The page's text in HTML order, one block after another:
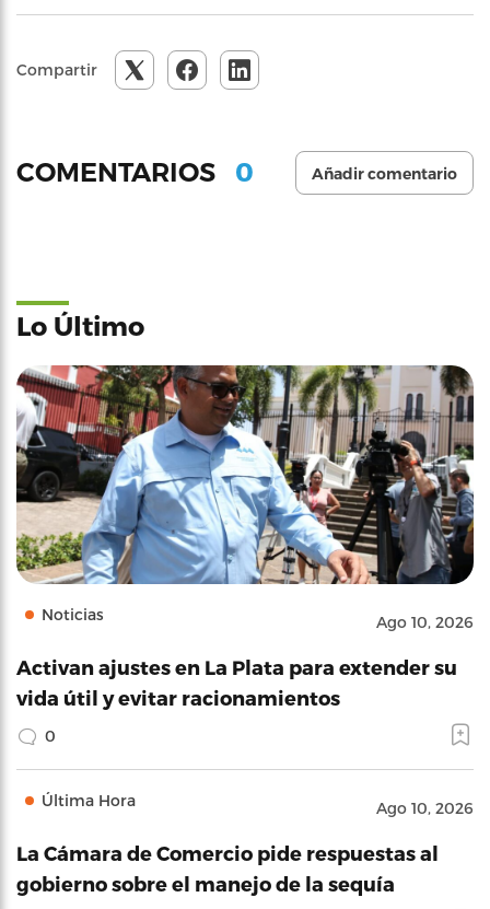
Compartir
COMENTARIOS 0 Añadir comentario
Lo Último
Noticias Ago 10, 2026
Activan ajustes en La Plata para extender su
vida útil y evitar racionamientos
0
Última Hora Ago 10, 2026
La Cámara de Comercio pide respuestas al
gobierno sobre el manejo de la sequía